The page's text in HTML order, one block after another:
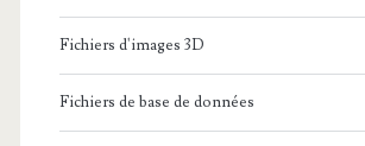
Fichiers d'images 3D
Fichiers de base de données